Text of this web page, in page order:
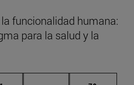
funcionalidad humana:
para la salud y la